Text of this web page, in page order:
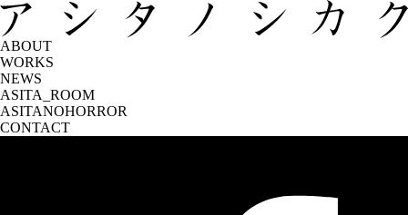
ABOUT
WORKS
NEWS
ASITA_ROOM
ASITANOHORROR
CONTACT